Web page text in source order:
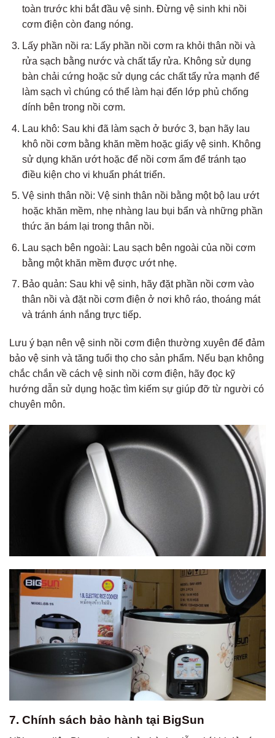
toàn trước khi bắt đầu vệ sinh. Đừng vệ sinh khi nồi
cơm điện còn đang nóng.
Lấy phần nồi ra: Lấy phần nồi cơm ra khỏi thân nồi và
rửa sạch bằng nước và chất tẩy rửa. Không sử dụng
bàn chải cứng hoặc sử dụng các chất tẩy rửa mạnh để
làm sạch vì chúng có thể làm hại đến lớp phủ chống
dính bên trong nồi cơm.
Lau khô: Sau khi đã làm sạch ở bước 3, bạn hãy lau
khô nồi cơm bằng khăn mềm hoặc giấy vệ sinh. Không
sử dụng khăn ướt hoặc để nồi cơm ẩm để tránh tạo
điều kiện cho vi khuẩn phát triển.
Vệ sinh thân nồi: Vệ sinh thân nồi bằng một bộ lau ướt
hoặc khăn mềm, nhẹ nhàng lau bụi bẩn và những phần
thức ăn bám lại trong thân nồi.
Lau sạch bên ngoài: Lau sạch bên ngoài của nồi cơm
bằng một khăn mềm được ướt nhẹ.
Bảo quản: Sau khi vệ sinh, hãy đặt phần nồi cơm vào
thân nồi và đặt nồi cơm điện ở nơi khô ráo, thoáng mát
và tránh ánh nắng trực tiếp.
Lưu ý bạn nên vệ sinh nồi cơm điện thường xuyên để đảm
bảo vệ sinh và tăng tuổi thọ cho sản phẩm. Nếu bạn không
chắc chắn về cách vệ sinh nồi cơm điện, hãy đọc kỹ
hướng dẫn sử dụng hoặc tìm kiếm sự giúp đỡ từ người có
chuyên môn.
7. Chính sách bảo hành tại BigSun